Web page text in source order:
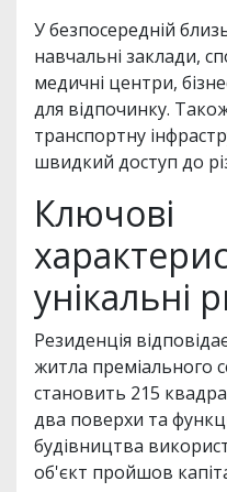
У безпосередній
навчальні заклади,
медичні центри,
для відпочинку.
транспортну
швидкий доступ до
Ключові
унікальні
Резиденція
житла преміального
становить 215
два поверхи та
будівництва
об'єкт пройшов